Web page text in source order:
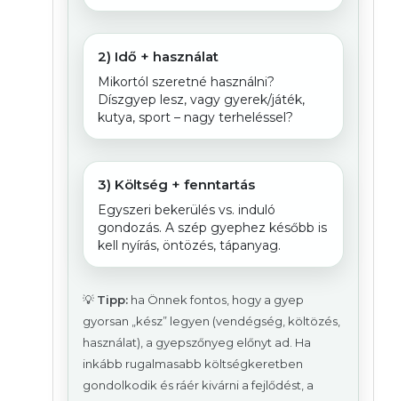
2) Idő + használat
Mikortól szeretné használni?
Díszgyep lesz, vagy gyerek/játék,
kutya, sport – nagy terheléssel?
3) Költség + fenntartás
Egyszeri bekerülés vs. induló
gondozás. A szép gyephez később is
kell nyírás, öntözés, tápanyag.
💡 Tipp: ha Önnek fontos, hogy a gyep
gyorsan „kész” legyen (vendégség, költözés,
használat), a gyepszőnyeg előnyt ad. Ha
inkább rugalmasabb költségkeretben
gondolkodik és ráér kivárni a fejlődést, a